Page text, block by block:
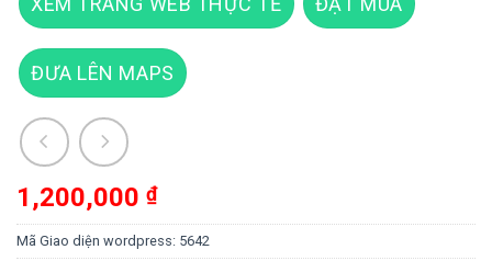
ĐƯA LÊN MAPS
1,200,000 ₫
Mã Giao diện wordpress: 5642